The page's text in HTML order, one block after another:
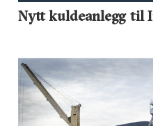
Nytt kuldeanlegg til